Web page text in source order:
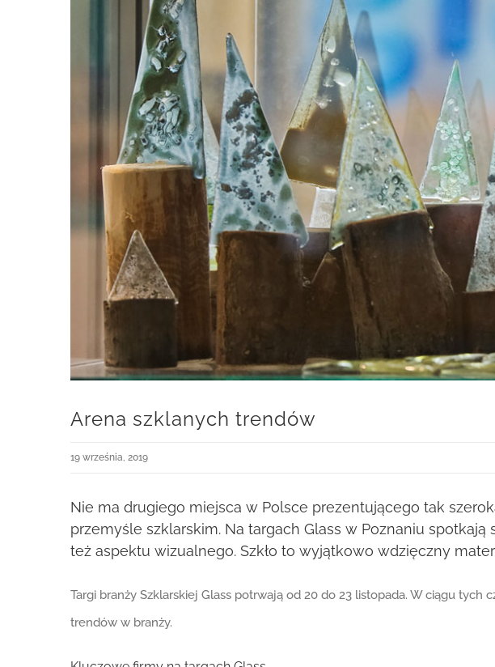
Arena szklanych trendów
19 września, 2019
Nie ma drugiego miejsca w Polsce prezentującego tak
przemyśle szklarskim. Na targach Glass w Poznaniu
też aspektu wizualnego. Szkło to wyjątkowo wdzięczny
Targi branży Szklarskiej Glass potrwają od 20 do 23 listopada. W ciągu
trendów w branży.